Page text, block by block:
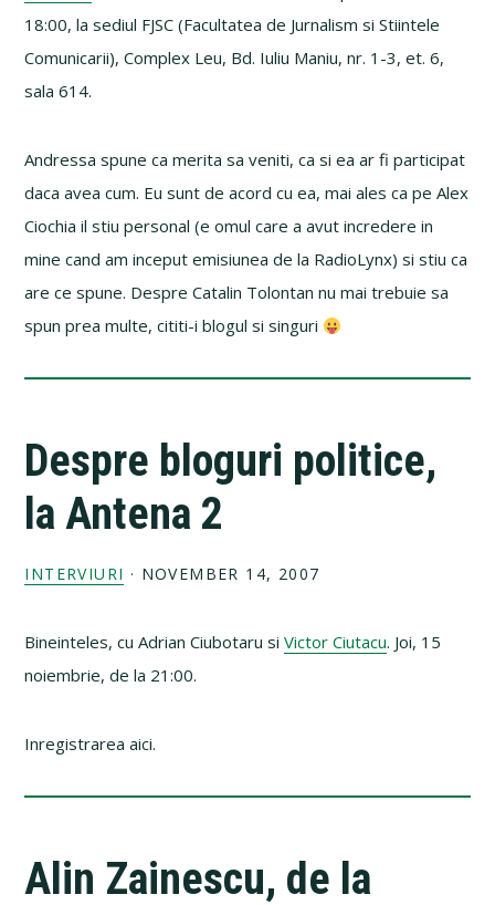
18:00, la sediul FJSC (Facultatea de Jurnalism si Stiintele
Comunicarii), Complex Leu, Bd. Iuliu Maniu, nr. 1-3, et. 6,
sala 614.
Andressa spune ca merita sa veniti, ca si ea ar fi participat
daca avea cum. Eu sunt de acord cu ea, mai ales ca pe Alex
Ciochia il stiu personal (e omul care a avut incredere in
mine cand am inceput emisiunea de la RadioLynx) si stiu ca
are ce spune. Despre Catalin Tolontan nu mai trebuie sa
spun prea multe, cititi-i blogul si singuri
Despre bloguri politice,
la Antena 2
INTERVIURI · NOVEMBER 14, 2007
Bineinteles, cu Adrian Ciubotaru siVictor Ciutacu. Joi, 15
noiembrie, de la 21:00.
Inregistrarea aici.
Alin Zainescu, de la